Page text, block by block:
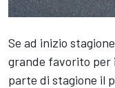
Se ad inizio
grande favorito per
parte di stagione il